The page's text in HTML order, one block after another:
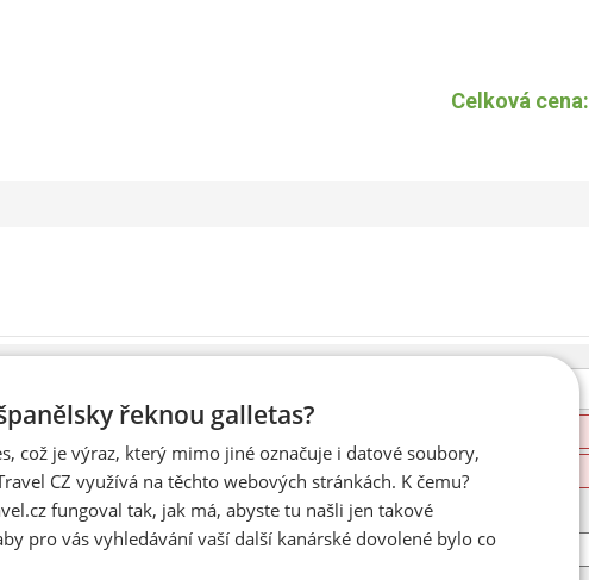
Celková cena:
Datum narození
E-Mail
Telefon
řeknou galletas?
což je výraz, který mimo jiné označuje i datové soubory,
CZ využívá na těchto webových stránkách. K čemu?
fungoval tak, jak má, abyste tu našli jen takové
pro vás vyhledávání vaší další kanárské dovolené bylo co